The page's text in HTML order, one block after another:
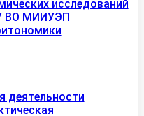
исследований
ВО МИИУЭП
деятельности